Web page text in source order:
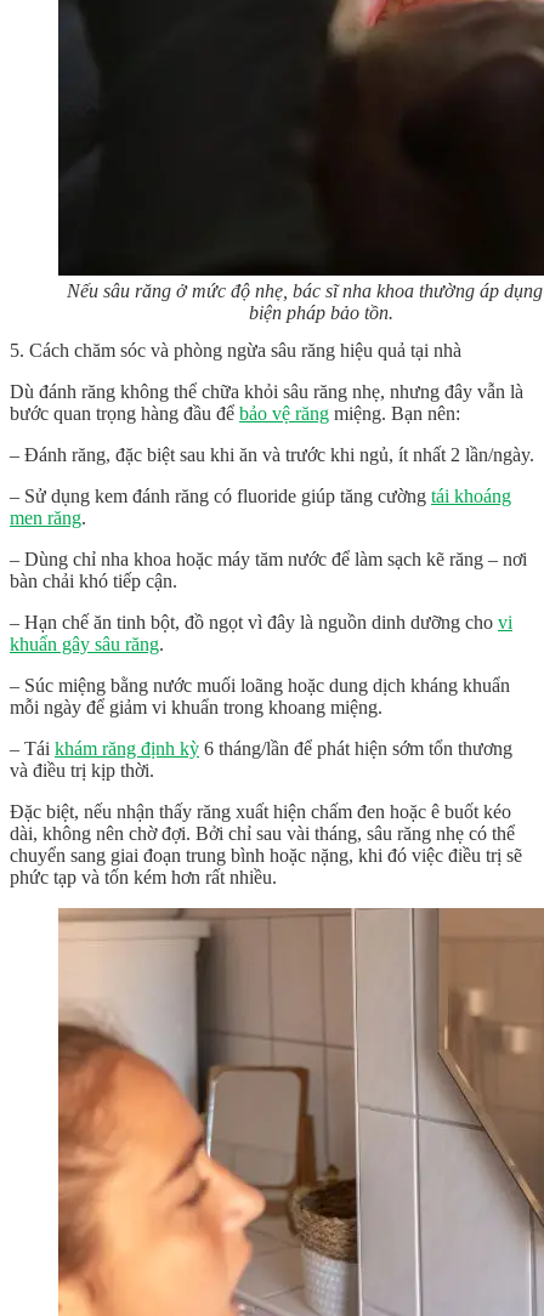
Nếu sâu răng ở mức độ nhẹ, bác sĩ nha khoa thường áp
biện pháp bảo tồn.
5. Cách chăm sóc và phòng ngừa sâu răng hiệu quả tại nhà
Dù đánh răng không thể chữa khỏi sâu răng nhẹ, nhưng đây vẫn là
bước quan trọng hàng đầu để bảo vệ răng miệng. Bạn nên:
– Đánh răng, đặc biệt sau khi ăn và trước khi ngủ, ít nhất 2 lần/ngày.
– Sử dụng kem đánh răng có fluoride giúp tăng cường tái khoáng
men răng.
– Dùng chỉ nha khoa hoặc máy tăm nước để làm sạch kẽ răng – nơi
bàn chải khó tiếp cận.
– Hạn chế ăn tinh bột, đồ ngọt vì đây là nguồn dinh dưỡng cho vi
khuẩn gây sâu răng.
– Súc miệng bằng nước muối loãng hoặc dung dịch kháng khuẩn
mỗi ngày để giảm vi khuẩn trong khoang miệng.
– Tái khám răng định kỳ 6 tháng/lần để phát hiện sớm tổn thương
và điều trị kịp thời.
Đặc biệt, nếu nhận thấy răng xuất hiện chấm đen hoặc ê buốt kéo
dài, không nên chờ đợi. Bởi chỉ sau vài tháng, sâu răng nhẹ có thể
chuyển sang giai đoạn trung bình hoặc nặng, khi đó việc điều trị sẽ
phức tạp và tốn kém hơn rất nhiều.